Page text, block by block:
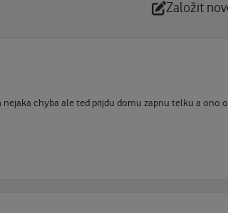
Založit
chyba ale ted prijdu domu zapnu telku a